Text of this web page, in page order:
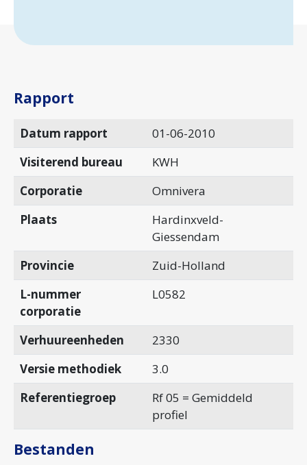
Rapport
Datum rapport
01-06-2010
Visiterend bureau
KWH
Corporatie
Omnivera
Plaats
Hardinxveld-
Giessendam
Provincie
Zuid-Holland
L-nummer
corporatie
L0582
Verhuureenheden
2330
Versie methodiek
3.0
Referentiegroep
Rf 05 = Gemiddeld
profiel
Bestanden